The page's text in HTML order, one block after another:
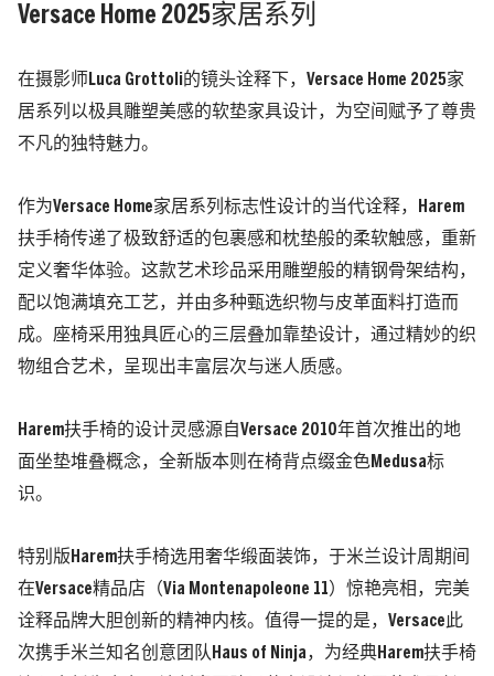
Versace Home 2025家居系列
在摄影师Luca Grottoli的镜头诠释下，Versace Home 2025家
居系列以极具雕塑美感的软垫家具设计，为空间赋予了尊贵
不凡的独特魅力。
作为Versace Home家居系列标志性设计的当代诠释，Harem
扶手椅传递了极致舒适的包裹感和枕垫般的柔软触感，重新
定义奢华体验。这款艺术珍品采用雕塑般的精钢骨架结构，
配以饱满填充工艺，并由多种甄选织物与皮革面料打造而
成。座椅采用独具匠心的三层叠加靠垫设计，通过精妙的织
物组合艺术，呈现出丰富层次与迷人质感。
Harem扶手椅的设计灵感源自Versace 2010年首次推出的地
面坐垫堆叠概念，全新版本则在椅背点缀金色Medusa标
识。
特别版Harem扶手椅选用奢华缎面装饰，于米兰设计周期间
在Versace精品店（Via Montenapoleone 11）惊艳亮相，完美
诠释品牌大胆创新的精神内核。值得一提的是，Versace此
次携手米兰知名创意团队Haus of Ninja，为经典Harem扶手椅